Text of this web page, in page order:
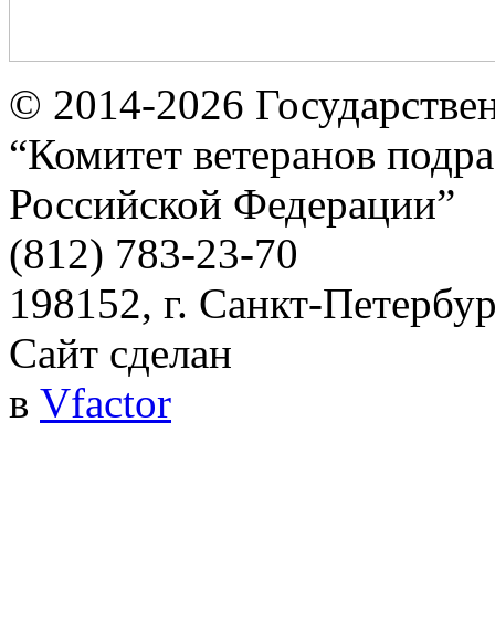
© 2014-2026
“Комитет ветеранов
Российской Федерации”
(812) 783-23-70
198152, г. Санкт-
Сайт сделан
в Vfactor